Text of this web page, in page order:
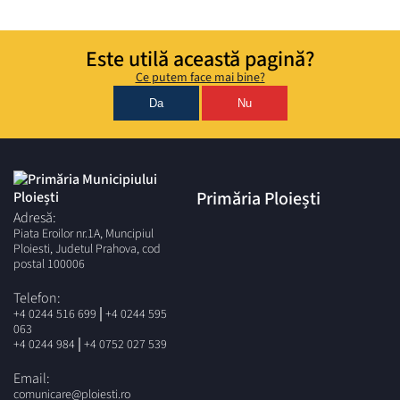
Este utilă această pagină?
Ce putem face mai bine?
Da Nu
Adresă:
Piata Eroilor nr.1A, Muncipiul
Ploiesti, Judetul Prahova, cod
postal 100006
Telefon:
+4 0244 516 699 | +4 0244 595
063
+4 0244 984 | +4 0752 027 539
Email:
comunicare@ploiesti.ro
Primăria Ploiești